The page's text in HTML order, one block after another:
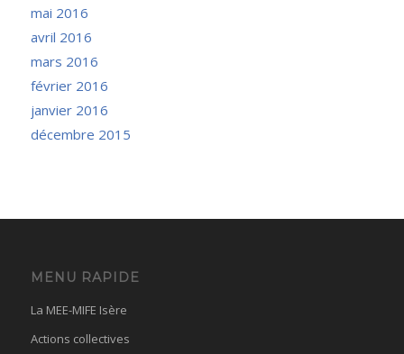
mai 2016
avril 2016
mars 2016
février 2016
janvier 2016
décembre 2015
MENU RAPIDE
La MEE-MIFE Isère
Actions collectives